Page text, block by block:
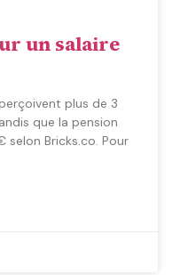
un salaire
plus de 3
que la pension
selon Bricks.co. Pour